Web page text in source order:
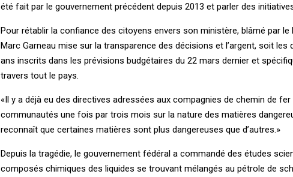
été fait par le gouvernement précédent depuis 2013 et parler des
Pour rétablir la confiance des citoyens envers son ministère, blâmé par le
Marc Garneau mise sur la transparence des décisions et l’argent, soit
ans inscrits dans les prévisions budgétaires du 22 mars dernier et
travers tout le pays.
«Il y a déjà eu des directives adressées aux compagnies de chemin de
communautés une fois par trois mois sur la nature des matières
reconnaît que certaines matières sont plus dangereuses que d’autres.»
Depuis la tragédie, le gouvernement fédéral a commandé des études
composés chimiques des liquides se trouvant mélangés au pétrole de